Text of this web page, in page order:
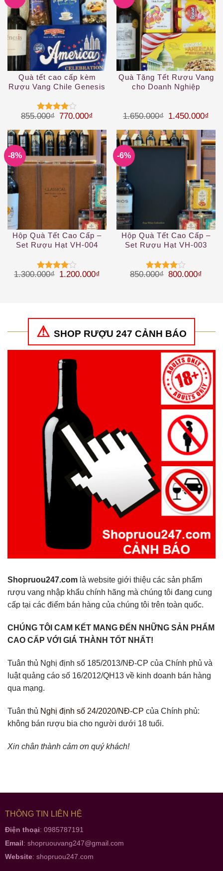
Quà tết cao cấp kèm
Rượu Vang Chile Genesis
Được
45 sao
855.000₫ Giá gốc là: 855.000₫.
770.000₫ Giá hiện tại là: 770.000₫.
Quà Tặng Tết Rượu Vang
cho Doanh Nghiệp
1.650.000₫ Giá gốc là:
1.450.000₫
-8%
Hộp Quà Tết Cao Cấp –
Set Rượu Hạt VH-004
Được
1.300.000₫ Giá gốc là: 1.300.000₫.
1.200.000₫ Giá hiện tại là: 1.200.000₫.
-6%
Hộp Quà Tết Cao Cấp –
Set Rượu Hạt VH-003
Được
850.000₫ Giá gốc là:
800.000₫
SHOP RƯỢU 247 CẢNH BÁO
Shopruou247.com là website giới thiệu các sản phẩm
rượu vang nhập khẩu chính hãng mà chúng tôi đang cung
cấp tại các điểm bán hàng của chúng tôi trên toàn quốc.
CHÚNG TÔI CAM KẾT MANG ĐẾN NHỮNG SẢN PHẨM
CAO CẤP VỚI GIÁ THÀNH TỐT NHẤT!
Tuân thủ Nghị định số 185/2013/NĐ-CP của Chính phủ và
luật quảng cáo số 16/2012/QH13 về kinh doanh bán hàng
qua mạng.
Tuân thủ Nghị định số 24/2020/NĐ-CP của Chính phủ:
không bán rượu bia cho người dưới 18 tuổi.
Xin chân thành cảm ơn quý khách!
THÔNG TIN LIÊN HỆ
Điện thoại: 0985787191
Email: shopruouvang247@gmail.com
Website: shopruou247.com